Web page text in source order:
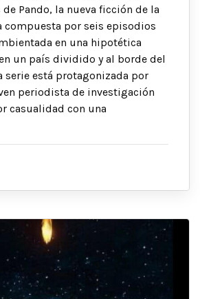
de Pando, la nueva ficción de la
compuesta por seis episodios
en una hipotética
un país dividido y al borde del
serie está protagonizada por
periodista de investigación
casualidad con una